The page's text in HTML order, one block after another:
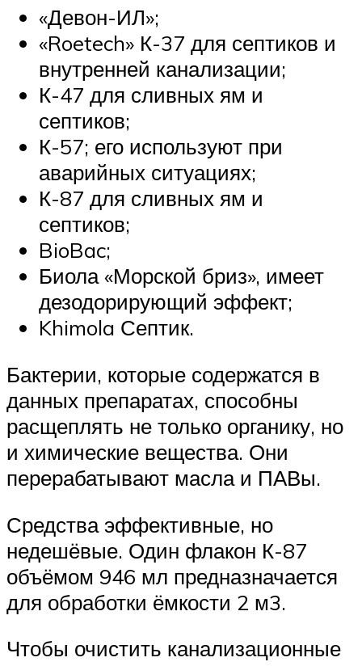
«Девон-ИЛ»;
«Roetech» К-37 для септиков и
внутренней канализации;
К-47 для сливных ям и
септиков;
К-57; его используют при
аварийных ситуациях;
К-87 для сливных ям и
септиков;
BioBac;
Биола «Морской бриз», имеет
дезодорирующий эффект;
Khimola Септик.
Бактерии, которые содержатся в
данных препаратах, способны
расщеплять не только органику, но
и химические вещества. Они
перерабатывают масла и ПАВы.
Средства эффективные, но
недешёвые. Один флакон К-87
объёмом 946 мл предназначается
для обработки ёмкости 2 м3.
Чтобы очистить канализационные